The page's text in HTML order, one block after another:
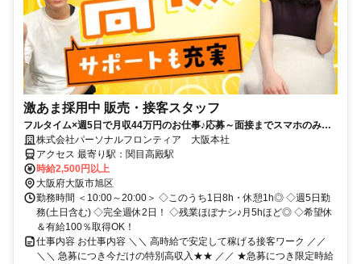
激あま採用中 販売・接客スタッフ
フルタイム×週5日で月収44万円のお仕事♪応募～面接までスマホのみで
完結！履歴書不要◎
株式会社パーソナルフロンティア 大阪本社
アクセス 最寄り駅：関目高殿駅
時給2,500円以上
大阪府大阪市旭区
勤務時間 ＜10:00～20:00＞ ◇このうち1日8h・休憩1h◎ ◇週5日勤
務(土日含む) ◇完全週休2日！ ◇残業ほぼナシ♪月5hほど◎ ◇希望休
＆有給100％取得OK！
仕事内容 お仕事内容 ＼＼ 高時給で安定して稼げる接客ワーク ／／
＼＼ 急募につき今だけの特別高収入★★ ／／ ★急募につき限定時給